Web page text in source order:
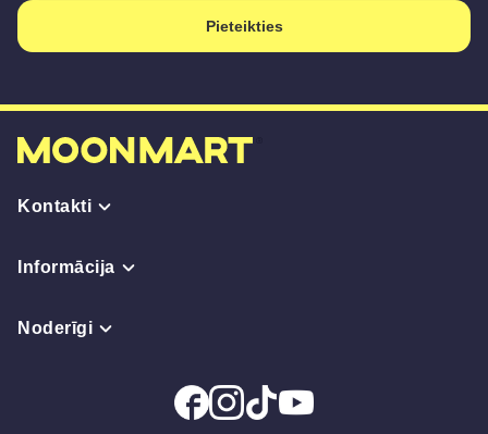
Pieteikties
Kontakti
Informācija
Noderīgi